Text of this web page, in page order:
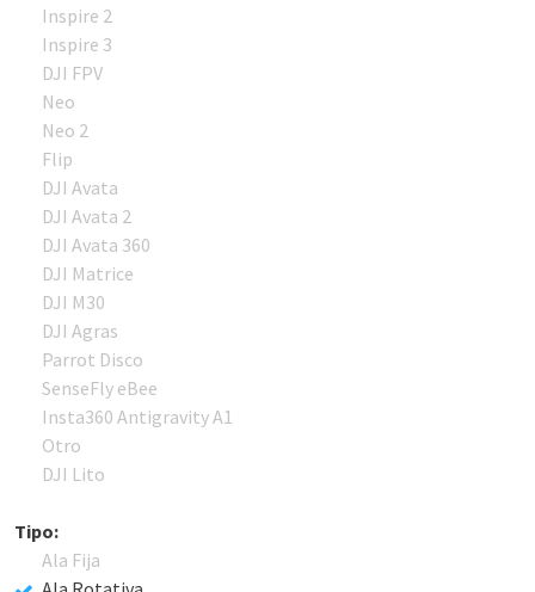
Inspire 2
Inspire 3
DJI FPV
Neo
Neo 2
Flip
DJI Avata
DJI Avata 2
DJI Avata 360
DJI Matrice
DJI M30
DJI Agras
Parrot Disco
SenseFly eBee
Insta360 Antigravity A1
Otro
DJI Lito
Tipo:
Ala Fija